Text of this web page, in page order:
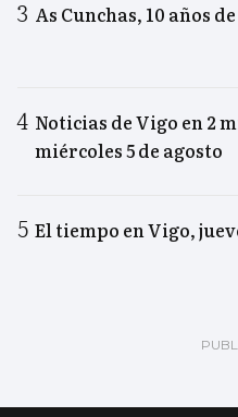
As Cunchas, 10 años
Noticias de Vigo en 2
miércoles 5 de agosto
El tiempo en Vigo,